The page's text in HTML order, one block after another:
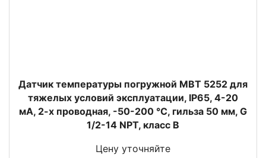
Датчик температуры погружной MBT 5252 для
тяжелых условий эксплуатации, IP65, 4-20
мА, 2-х проводная, -50-200 °C, гильза 50 мм, G
1/2-14 NPT, класс B
Цену уточняйте